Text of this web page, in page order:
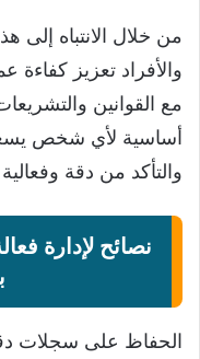
من خلال الانتباه
والأفراد تعزيز كفاءة
مع القوانين
أساسية لأي شخص
والتأكد من دقة
نصائح لإدارة
الحفاظ على سجلات